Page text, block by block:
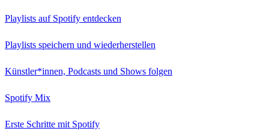
Playlists auf Spotify entdecken
Playlists speichern und wiederherstellen
Künstler*innen, Podcasts und Shows folgen
Spotify Mix
Erste Schritte mit Spotify